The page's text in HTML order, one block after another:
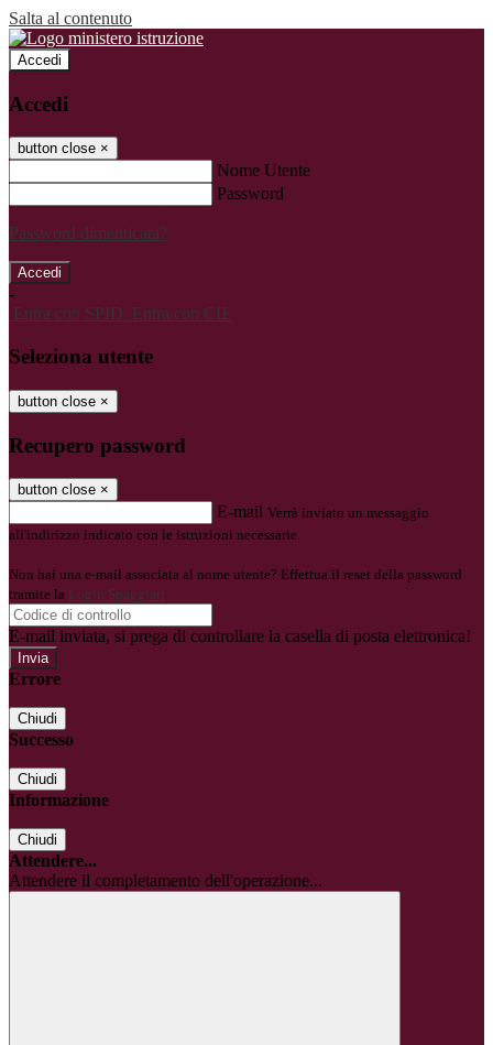
Salta al contenuto
Accedi
Accedi
button close ×
Nome Utente
Password
Password dimenticata?
-
Entra con SPID Entra con CIE
Seleziona utente
button close ×
Recupero password
button close ×
E-mail Verrà inviato un messaggio
all'indirizzo indicato con le istruzioni necessarie.
Non hai una e-mail associata al nome utente? Effettua il reset della password
tramite la Login Spaggiari
E-mail inviata, si prega di controllare la casella di posta elettronica!
Errore
Chiudi
Successo
Chiudi
Informazione
Chiudi
Attendere...
Attendere il completamento dell'operazione...